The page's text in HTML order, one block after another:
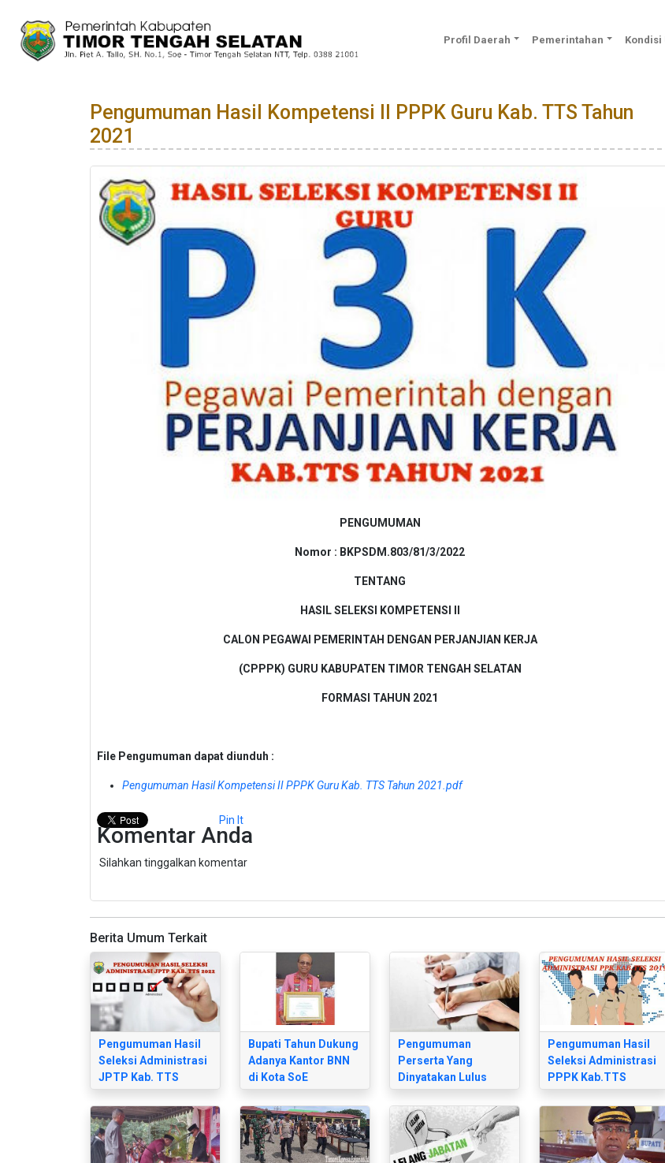
Profil Daerah Pemerintahan Kondisi
Pengumuman Hasil Kompetensi II PPPK Guru Kab. TTS Tahun
2021
PENGUMUMAN
Nomor : BKPSDM.803/81/3/2022
TENTANG
HASIL SELEKSI KOMPETENSI II
CALON PEGAWAI PEMERINTAH DENGAN PERJANJIAN KERJA
(CPPPK) GURU KABUPATEN TIMOR TENGAH SELATAN
FORMASI TAHUN 2021
File Pengumuman dapat diunduh :
Pengumuman Hasil Kompetensi II PPPK Guru Kab. TTS Tahun 2021.pdf
Pin It
Komentar Anda
Silahkan tinggalkan komentar
Berita Umum Terkait
Pengumuman Hasil
Seleksi Administrasi
JPTP Kab. TTS
Bupati Tahun Dukung
Adanya Kantor BNN
di Kota SoE
Pengumuman
Perserta Yang
Dinyatakan Lulus
Pengumuman Hasil
Seleksi Administrasi
PPPK Kab.TTS